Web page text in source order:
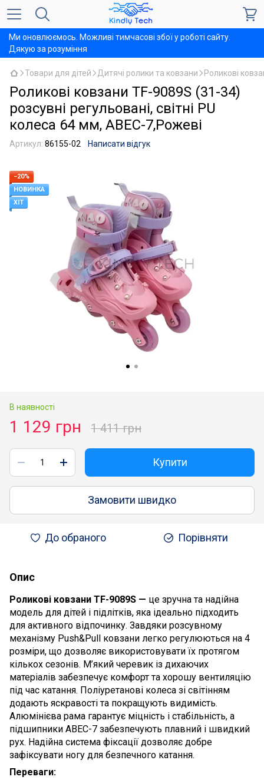
Ми оновлюємось. Можливі тимчасові збої у роботі сайту.
Дякую за розуміння
Товари для дітей Дитячі ролики та ковзани Роликові
Роликові ковзани TF-9089S (31-34)
розсувні регульовані, світні PU
колеса 64 мм, ABEC-7,Рожеві
Артикул: 86155-02 Написати відгук
−20%
НОВИНКА
ХІТ
В наявності
1 129 грн 1 411 грн
Купити
Замовити швидко
До обраного Порівняти
Опис
Роликові ковзани TF-9089S — це зручна та надійна
модель для дітей і підлітків, яка ідеально підходить
для активного відпочинку. Завдяки розсувному
механізму Push&Pull ковзани легко регулюються на 4
розміри, що дозволяє використовувати їх протягом
кількох сезонів. М’який черевик із дихаючих
матеріалів забезпечує комфорт та хорошу вентиляцію
під час катання. Поліуретанові колеса зі світінням
додають яскравості та покращують видимість.
Алюмінієва рама гарантує міцність і стабільність, а
підшипники ABEC-7 забезпечують плавний і швидкий
рух. Надійна система фіксації дозволяє добре
зафіксувати ногу для безпечного катання.
Переваги: